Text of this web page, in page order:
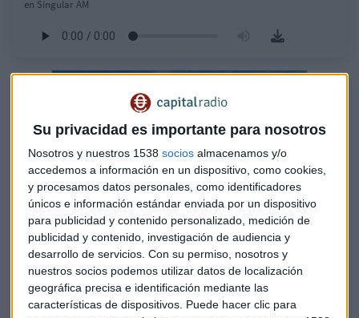
Su privacidad es importante para nosotros
Nosotros y nuestros 1538 socios almacenamos y/o
accedemos a información en un dispositivo, como cookies,
y procesamos datos personales, como identificadores
únicos e información estándar enviada por un dispositivo
para publicidad y contenido personalizado, medición de
publicidad y contenido, investigación de audiencia y
desarrollo de servicios. Con su permiso, nosotros y
nuestros socios podemos utilizar datos de localización
geográfica precisa e identificación mediante las
características de dispositivos. Puede hacer clic para
en Singular AM
Valores para comprar value y vender
crecimiento
Analizamos la estrategia de fondo de esta
herramienta de la mano de su gestor, Pol Companys,